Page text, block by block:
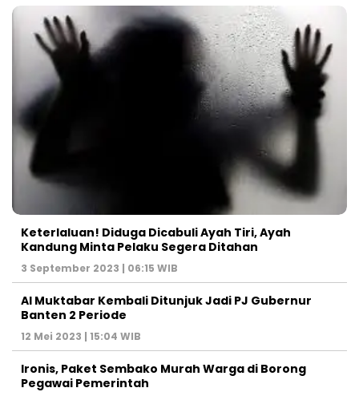
Keterlaluan! Diduga Dicabuli Ayah Tiri, Ayah
Kandung Minta Pelaku Segera Ditahan
3 September 2023 | 06:15 WIB
Al Muktabar Kembali Ditunjuk Jadi PJ Gubernur
Banten 2 Periode
12 Mei 2023 | 15:04 WIB
Ironis, Paket Sembako Murah Warga di Borong
Pegawai Pemerintah